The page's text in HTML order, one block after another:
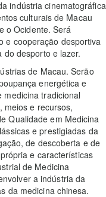
indústria cinematográfica
culturais de Macau
o Ocidente. Será
e cooperação desportiva
desporto e lazer.
de Macau. Serão
energética e
tradicional
meios e recursos,
Qualidade em Medicina
e prestigiadas da
de descoberta e de
e características
de Medicina
a indústria da
da medicina chinesa.